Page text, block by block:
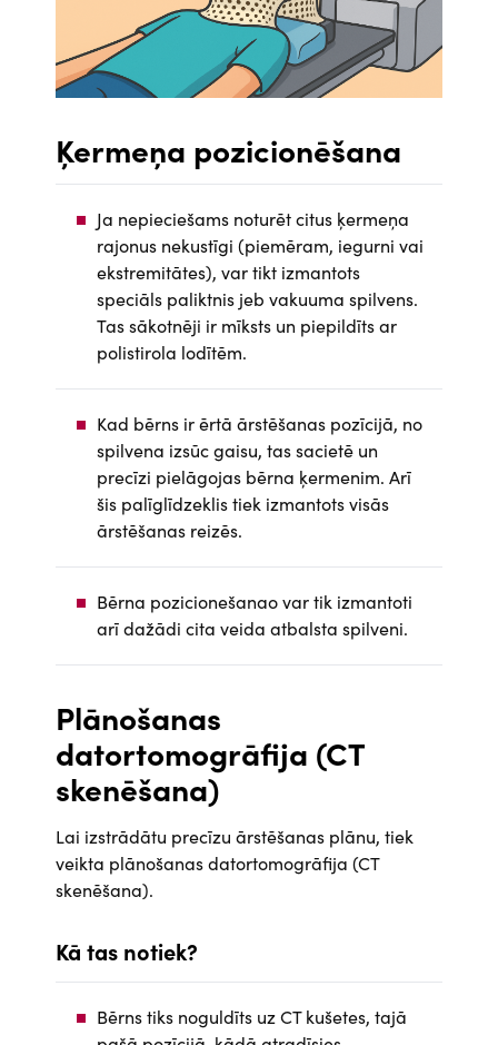
Ķermeņa pozicionēšana
Ja nepieciešams noturēt citus ķermeņa
rajonus nekustīgi (piemēram, iegurni vai
ekstremitātes), var tikt izmantots
speciāls paliktnis jeb vakuuma spilvens.
Tas sākotnēji ir mīksts un piepildīts ar
polistirola lodītēm.
Kad bērns ir ērtā ārstēšanas pozīcijā, no
spilvena izsūc gaisu, tas sacietē un
precīzi pielāgojas bērna ķermenim. Arī
šis palīglīdzeklis tiek izmantots visās
ārstēšanas reizēs.
Bērna pozicionešanao var tik izmantoti
arī dažādi cita veida atbalsta spilveni.
Plānošanas
datortomogrāfija (CT
skenēšana)
Lai izstrādātu precīzu ārstēšanas plānu, tiek
veikta plānošanas datortomogrāfija (CT
skenēšana).
Kā tas notiek?
Bērns tiks noguldīts uz CT kušetes, tajā